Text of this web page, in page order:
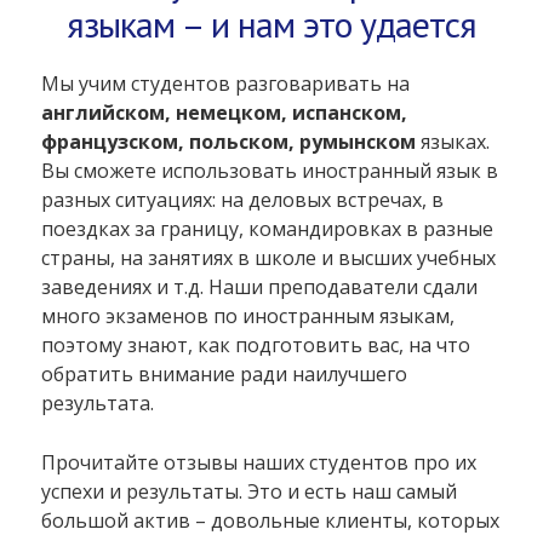
языкам – и нам это удается
Мы учим студентов разговаривать на
английском, немецком, испанском,
французском, польском, румынском языках.
Вы сможете использовать иностранный язык в
разных ситуациях: на деловых встречах, в
поездках за границу, командировках в разные
страны, на занятиях в школе и высших учебных
заведениях и т.д. Наши преподаватели сдали
много экзаменов по иностранным языкам,
поэтому знают, как подготовить вас, на что
обратить внимание ради наилучшего
результата.
Прочитайте отзывы наших студентов про их
успехи и результаты. Это и есть наш самый
большой актив – довольные клиенты, которых